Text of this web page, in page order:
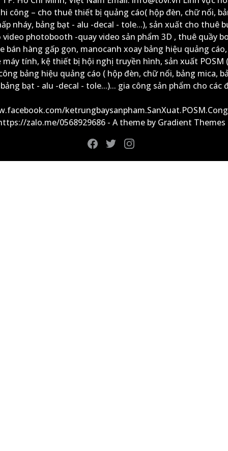
công – cho thuê thiết bị quảng cáo( hộp đèn, chữ nổi,
nháy, bảng bạt - alu -decal - tole...), sản xuất cho thuê
photobooth -quay video sản phẩm 3D , thuê quầy
bán hàng gấp gọn, manocanh xoay bảng hiệu quảng
tính, kệ thiết bị hội nghị truyền hình, sản xuất POSM
bảng hiệu quảng cáo ( hộp đèn, chữ nổi, bảng mica,
bạt - alu -decal - tole...)... gia công sản phẩm cho các
zalo.me/0568929686 - A theme by Gradient